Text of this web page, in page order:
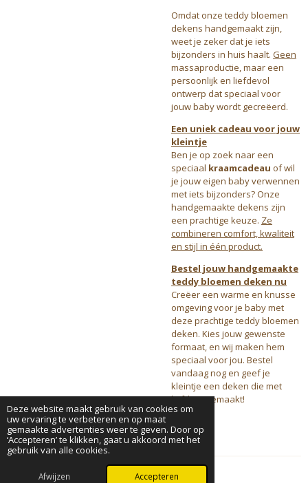
Deze website maakt gebruik van cookies om
uw ervaring te verbeteren en op maat
gemaakte advertenties weer te geven. Door op
‘Accepteren’ te klikken, gaat u akkoord met het
gebruik van alle cookies.
Afwijzen Accepteren
Omdat onze teddy bloemen
dekens handgemaakt zijn,
weet je zeker dat je iets
bijzonders in huis haalt. Geen
massaproductie, maar een
persoonlijk en liefdevol
ontwerp dat speciaal voor
jouw baby wordt gecreëerd.
Een uniek cadeau voor jouw
kleintje
Ben je op zoek naar een
speciaal kraamcadeau of wil
je jouw eigen baby verwennen
met iets bijzonders? Onze
handgemaakte dekens zijn
een prachtige keuze. Ze
combineren comfort, kwaliteit
en stijl in één product.
Bestel jouw handgemaakte
teddy bloemen deken nu
Creëer een warme en knusse
omgeving voor je baby met
deze prachtige teddy bloemen
deken. Kies jouw gewenste
formaat, en wij maken hem
speciaal voor jou. Bestel
vandaag nog en geef je
kleintje een deken die met
liefde is gemaakt!
© 2024 - 2026 BabyVibe